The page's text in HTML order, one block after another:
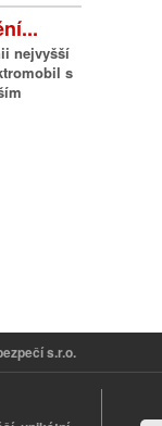
nejvyšší
s
s.r.o.